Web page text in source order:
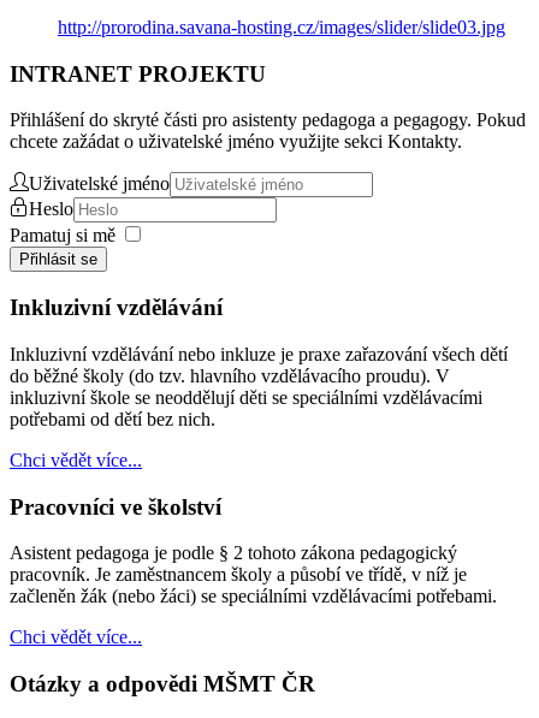
http://prorodina.savana-hosting.cz/images/slider/slide03.jpg
INTRANET PROJEKTU
Přihlášení do skryté části pro asistenty pedagoga a pegagogy. Pokud
chcete zažádat o uživatelské jméno využijte sekci Kontakty.
Uživatelské jméno
Heslo
Pamatuj si mě
Přihlásit se
Inkluzivní vzdělávání
Inkluzivní vzdělávání nebo inkluze je praxe zařazování všech dětí
do běžné školy (do tzv. hlavního vzdělávacího proudu). V
inkluzivní škole se neoddělují děti se speciálními vzdělávacími
potřebami od dětí bez nich.
Chci vědět více...
Pracovníci ve školství
Asistent pedagoga je podle § 2 tohoto zákona pedagogický
pracovník. Je zaměstnancem školy a působí ve třídě, v níž je
začleněn žák (nebo žáci) se speciálními vzdělávacími potřebami.
Chci vědět více...
Otázky a odpovědi MŠMT ČR